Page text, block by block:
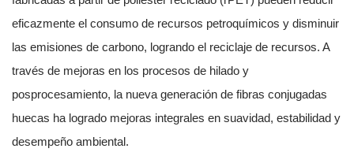
eficazmente el consumo de recursos petroquímicos y disminuir
las emisiones de carbono, logrando el reciclaje de recursos. A
través de mejoras en los procesos de hilado y
posprocesamiento, la nueva generación de fibras conjugadas
huecas ha logrado mejoras integrales en suavidad, estabilidad y
desempeño ambiental.